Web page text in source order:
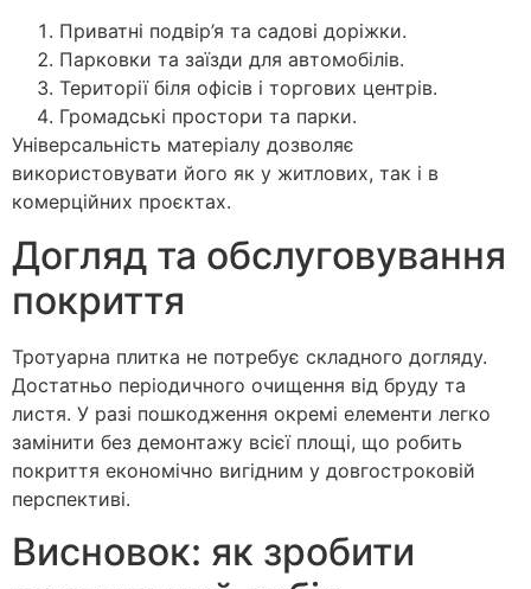
Приватні подвір’я та садові доріжки.
Парковки та заїзди для автомобілів.
Території біля офісів і торгових центрів.
Громадські простори та парки.
Універсальність матеріалу дозволяє
використовувати його як у житлових, так і в
комерційних проєктах.
Догляд та обслуговування
покриття
Тротуарна плитка не потребує складного догляду.
Достатньо періодичного очищення від бруду та
листя. У разі пошкодження окремі елементи легко
замінити без демонтажу всієї площі, що робить
покриття економічно вигідним у довгостроковій
перспективі.
Висновок: як зробити